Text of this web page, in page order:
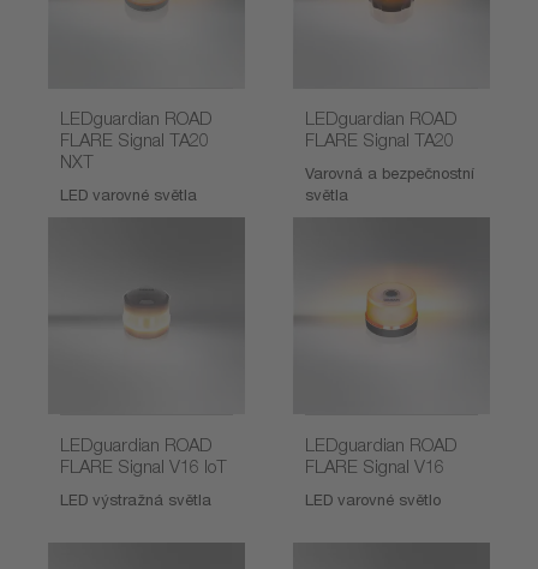
LEDguardian ROAD
FLARE Signal TA20
NXT
LED varovné světla
LEDguardian ROAD
FLARE Signal TA20
Varovná a bezpečnostní
světla
LEDguardian ROAD
FLARE Signal V16 IoT
LED výstražná světla
LEDguardian ROAD
FLARE Signal V16
LED varovné světlo